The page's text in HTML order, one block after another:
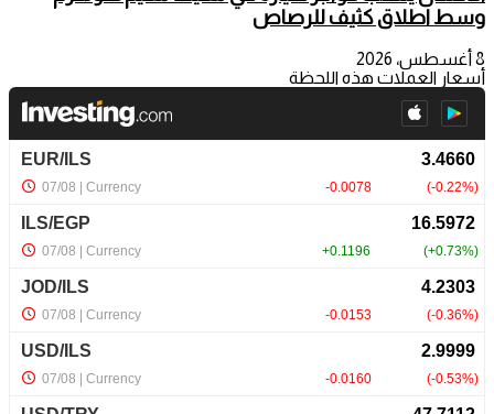
وسط اطلاق كثيف للرصاص
8 أغسطس، 2026
أسعار العملات هذه اللحظة